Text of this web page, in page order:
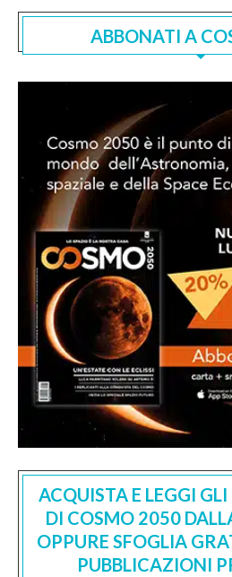
ABBONATI A
ACQUISTA E LEGGI
DI COSMO 2050
OPPURE SFOGLIA
PUBBLICAZIONI